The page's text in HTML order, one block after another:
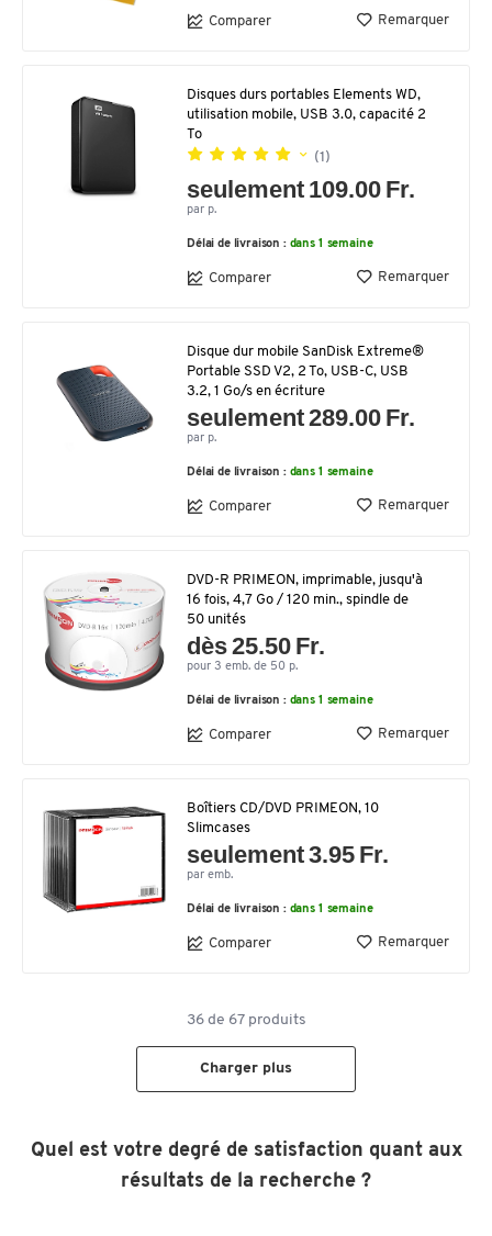
Comparer Remarquer
Disques durs portables Elements WD,
utilisation mobile, USB 3.0, capacité 2
To
(1)
seulement 109.00 Fr.
par p.
Délai de livraison : dans 1 semaine
Comparer Remarquer
Disque dur mobile SanDisk Extreme®
Portable SSD V2, 2 To, USB-C, USB
3.2, 1 Go/s en écriture
seulement 289.00 Fr.
par p.
Délai de livraison : dans 1 semaine
Comparer Remarquer
DVD-R PRIMEON, imprimable, jusqu'à
16 fois, 4,7 Go / 120 min., spindle de
50 unités
dès 25.50 Fr.
pour 3 emb. de 50 p.
Délai de livraison : dans 1 semaine
Comparer Remarquer
Boîtiers CD/DVD PRIMEON, 10
Slimcases
seulement 3.95 Fr.
par emb.
Délai de livraison : dans 1 semaine
Comparer Remarquer
36de 67produits
Charger plus
Quel est votre degré de satisfaction quant aux
résultats de la recherche ?